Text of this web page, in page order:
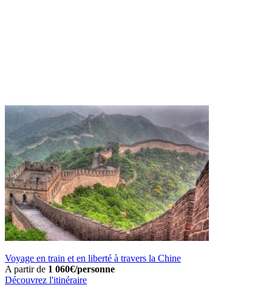
Voyage en train et en liberté à travers la Chine
A partir de 1 060€/personne
Découvrez l'itinéraire